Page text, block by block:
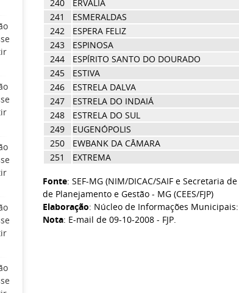
240
ERVÁLIA
241
ESMERALDAS
242
ESPERA FELIZ
243
ESPINOSA
244
ESPÍRITO SANTO DO DOURADO
245
ESTIVA
246
ESTRELA DALVA
247
ESTRELA DO INDAIÁ
248
ESTRELA DO SUL
249
EUGENÓPOLIS
250
EWBANK DA CÂMARA
251
EXTREMA
Fonte: SEF-MG (NIM/DICAC/SAIF e Secretaria
de Planejamento e Gestão - MG (CEES/FJP)
Elaboração: Núcleo de Informações Municipais:
Nota: E-mail de 09-10-2008 - FJP.